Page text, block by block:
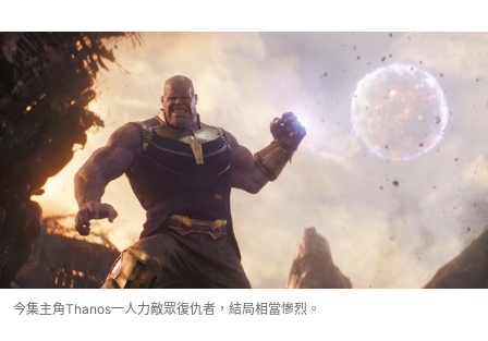
今集主角Thanos一人力敵眾復仇者，結局相當慘烈。